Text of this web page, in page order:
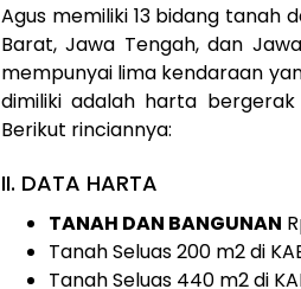
Agus memiliki 13 bidang tanah
Barat, Jawa Tengah, dan
mempunyai lima kendaraan
dimiliki adalah harta
Berikut rinciannya:
II. DATA HARTA
TANAH DAN BANGUNAN
Tanah Seluas 200 m2 di
Tanah Seluas 440 m2 di